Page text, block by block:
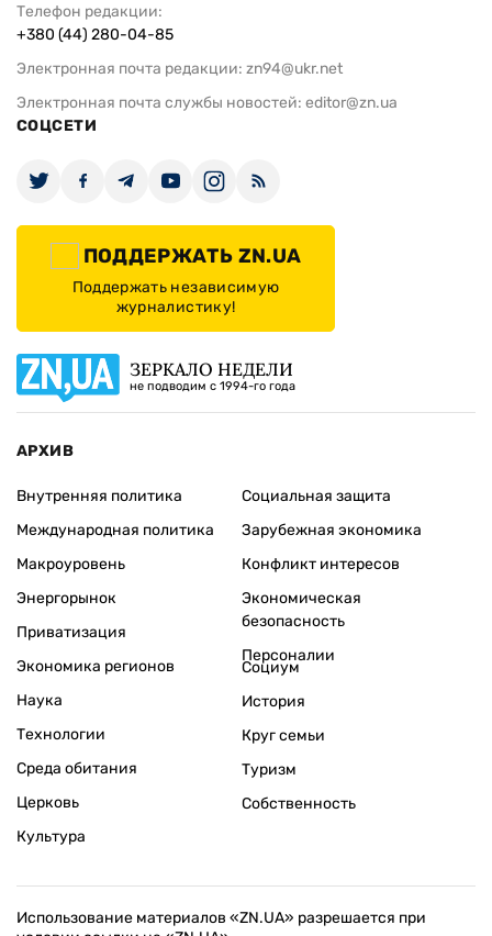
Телефон редакции:
+380 (44) 280-04-85
Электронная почта редакции: zn94@ukr.net
Электронная почта службы новостей: editor@zn.ua
СОЦСЕТИ
ПОДДЕРЖАТЬ ZN.UA
Поддержать независимую
журналистику!
ЗЕРКАЛО НЕДЕЛИ
не подводим с 1994-го года
АРХИВ
Внутренняя политика
Международная политика
Макроуровень
Энергорынок
Приватизация
Экономика регионов
Социальная защита
Зарубежная экономика
Конфликт интересов
Экономическая
безопасность
Персоналии
Наука
Технологии
Среда обитания
Церковь
Культура
Социум
История
Круг семьи
Туризм
Собственность
Использование материалов «ZN.UA» разрешается при